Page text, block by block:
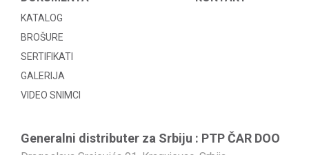
KATALOG
BROŠURE
SERTIFIKATI
GALERIJA
VIDEO SNIMCI
Generalni distributer za Srbiju : PTP ČAR DOO